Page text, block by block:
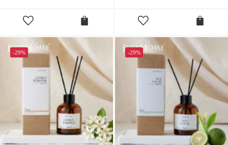
-29% -29%